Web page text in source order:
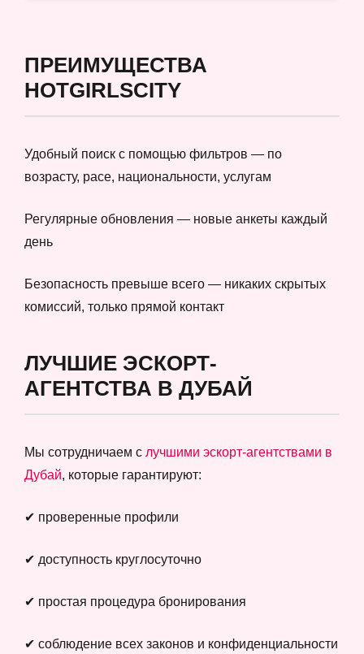
ПРЕИМУЩЕСТВА
HOTGIRLSCITY
Удобный поиск с помощью фильтров — по
возрасту, расе, национальности, услугам
Регулярные обновления — новые анкеты каждый
день
Безопасность превыше всего — никаких скрытых
комиссий, только прямой контакт
ЛУЧШИЕ ЭСКОРТ-
АГЕНТСТВА В ДУБАЙ
Мы сотрудничаем с лучшими эскорт-агентствами в
Дубай, которые гарантируют:
✔ проверенные профили
✔ доступность круглосуточно
✔ простая процедура бронирования
✔ соблюдение всех законов и конфиденциальности